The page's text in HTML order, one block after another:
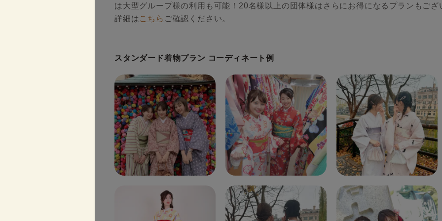
は大型グループ様の利用も可能！20名様以上の団体様はさらにお得になるプランもござ
詳細は こちら ご確認ください。
スタンダード着物プラン コーディネート例